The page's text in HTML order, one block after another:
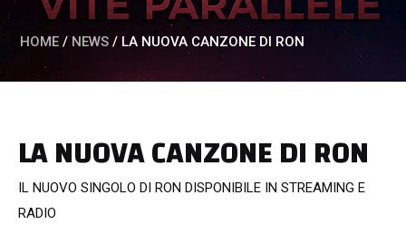
HOME / NEWS / LA NUOVA CANZONE DI RON
LA NUOVA CANZONE DI RON
IL NUOVO SINGOLO DI RON DISPONIBILE IN STREAMING E
RADIO